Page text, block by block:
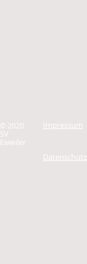
© 2020
SV
Eiweiler
Impressum
Datenschutz